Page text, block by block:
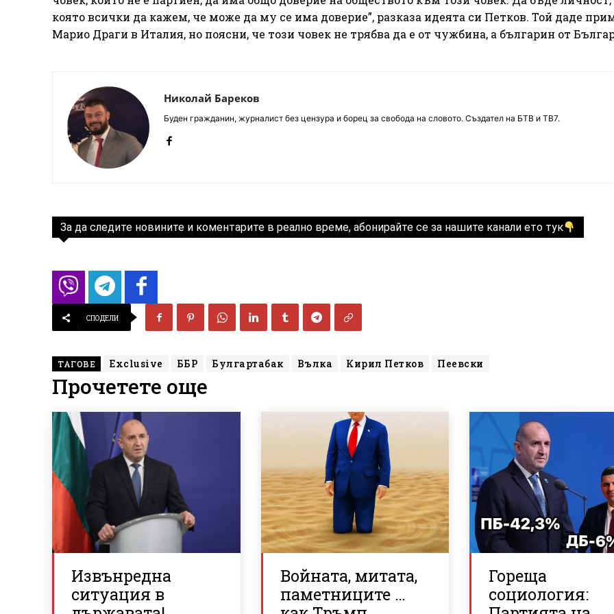
която всички да кажем, че може да му се има доверие”, разказа идеята си Петков. Той даде
Марио Драги в Италия, но поясни, че този човек не трябва да е от чужбина, а българин от
Николай Бареков
Буден гражданин, журналист без цензура и борец за свобода на словото. Създател на БТВ и ТВ7.
За да следите новините и коментарите в реално време, абонирайте се за нашите канали ето тук
СПОДЕЛИ
ТАГОВЕ Exclusive ББР Булгартабак Вълка Кирил Петков Пеевски
Прочетете още
Извънредна
ситуация в
Войната, митата,
паметниците …
Гореща
социология: